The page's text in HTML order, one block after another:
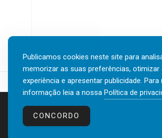
Contactos
Publicamos cookies neste site para
memorizar as suas preferências, otimizar
experiência e apresentar publicidade. Para
informação leia a nossa Política de
CONCORDO